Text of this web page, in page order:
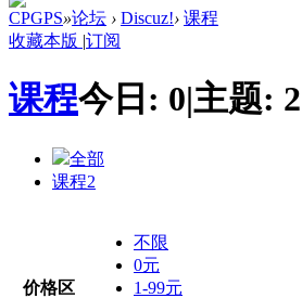
CPGPS»论坛 › Discuz!› 课程
收藏本版 |订阅
课程今日: 0|主题: 2
全部
课程2
价格区
不限
0元
1-99元